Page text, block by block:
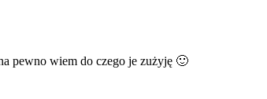
pewno wiem do czego je zużyję 🙂